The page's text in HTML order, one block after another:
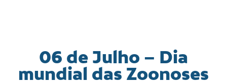
06 de Julho – Dia
mundial das Zoonoses